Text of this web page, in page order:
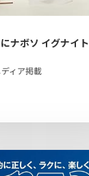
にナボソ イグナイ
ディア掲載